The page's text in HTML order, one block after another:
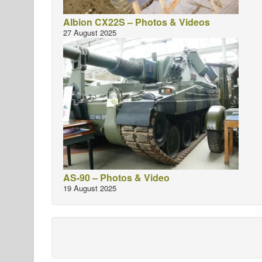
Albion CX22S – Photos & Videos
27 August 2025
AS-90 – Photos & Video
19 August 2025